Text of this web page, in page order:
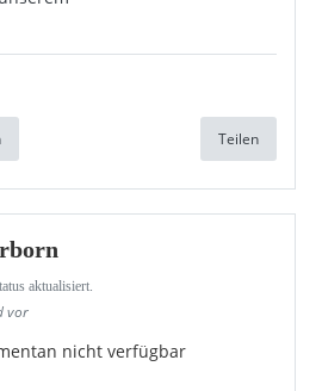
Teilen
aktualisiert.
vor
nicht verfügbar